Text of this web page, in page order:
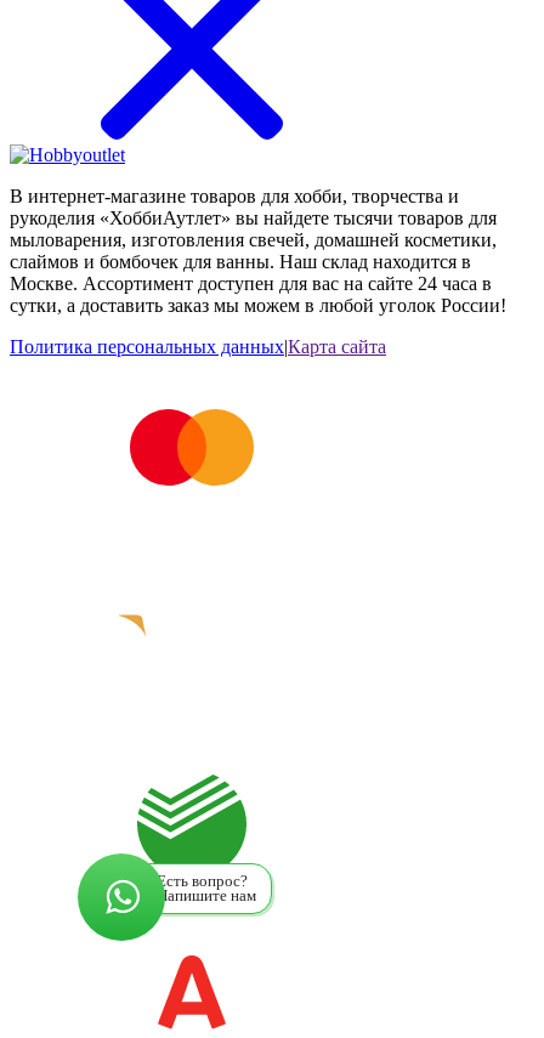
В интернет-магазине товаров для хобби, творчества и
рукоделия «ХоббиАутлет» вы найдете тысячи товаров для
мыловарения, изготовления свечей, домашней косметики,
слаймов и бомбочек для ванны. Наш склад находится в
Москве. Ассортимент доступен для вас на сайте 24 часа в
сутки, а доставить заказ мы можем в любой уголок России!
Политика персональных данных|Карта сайта
Есть вопрос?
Напишите нам